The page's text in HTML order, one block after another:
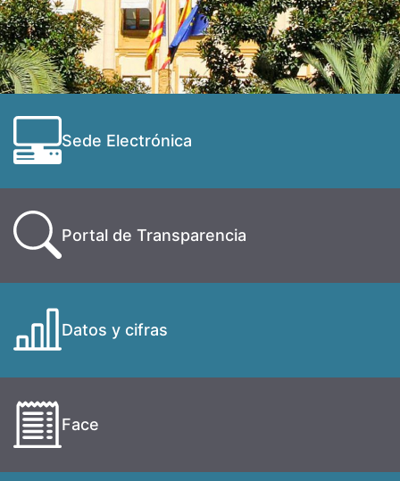
Sede Electrónica
Portal de Transparencia
Datos y cifras
Face